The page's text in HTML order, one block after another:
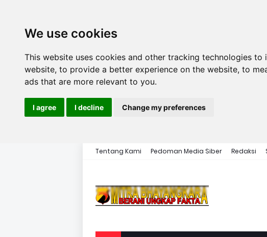
We use cookies
This website uses cookies and other tracking technologies
website, to provide a better experience on the website, to
ads that are more relevant to you.
I agree I decline Change my preferences
Tentang Kami Pedoman Media Siber Redaksi